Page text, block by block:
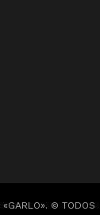
«GARLO». © TODOS